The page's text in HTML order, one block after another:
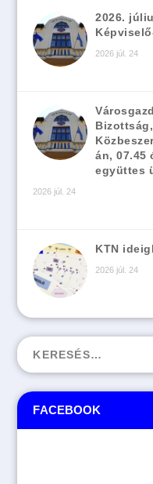
FACEBOOK
2026.
2026 júl. 24
án, 07.45
együttes
2026 júl. 24
KTN
2026 júl. 24